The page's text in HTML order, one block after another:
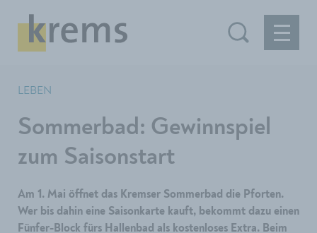
LEBEN
Sommerbad: Gewinnspiel
zum Saisonstart
Am 1. Mai öffnet das Kremser Sommerbad die Pforten.
Wer bis dahin eine Saisonkarte kauft, bekommt dazu einen
Fünfer-Block fürs Hallenbad als kostenloses Extra. Beim